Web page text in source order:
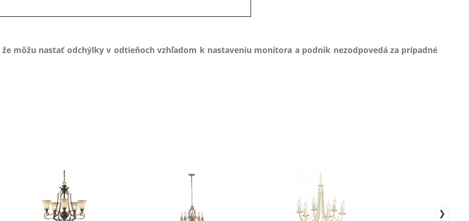
môžu nastať odchýlky v odtieňoch vzhľadom k nastaveniu monitora a podnik nezodpovedá za prípadné